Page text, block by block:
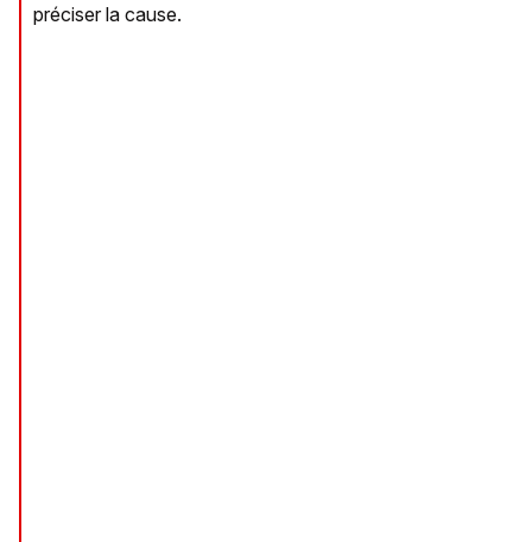
préciser la cause.